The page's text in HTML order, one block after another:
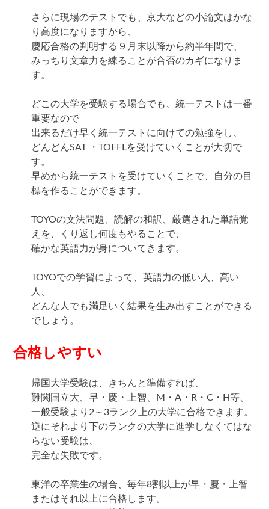
さらに現場のテストでも、京大などの小論文はかな
り高度になりますから、
慶応合格の判明する９月末以降から約半年間で、
みっちり文章力を練ることが合否のカギになりま
す。
どこの大学を受験する場合でも、統一テストは一番
重要なので
出来るだけ早く統一テストに向けての勉強をし、
どんどんSAT ・TOEFLを受けていくことが大切で
す。
早めから統一テストを受けていくことで、自分の目
標を作ることができます。
TOYOの文法問題、読解の和訳、厳選された単語覚
えを、くり返し何度もやることで、
確かな英語力が身についてきます。
TOYOでの学習によって、英語力の低い人、高い
人、
どんな人でも満足いく結果を生み出すことができる
でしょう。
合格しやすい
帰国大学受験は、きちんと準備すれば、
難関国立大、早・慶・上智、M・A・R・C・H等、
一般受験より2～3ランク上の大学に合格できます。
逆にそれより下のランクの大学に進学しなくてはな
らない受験は、
完全な失敗です。
東洋の卒業生の場合、毎年8割以上が早・慶・上智
またはそれ以上に合格します。